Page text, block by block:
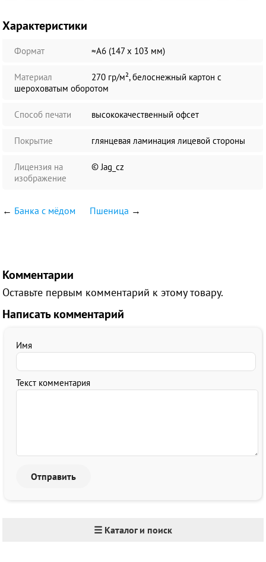
Характеристики
Формат ≈А6 (147 х 103 мм)
Материал
270 гр/м², белоснежный картон с
шероховатым оборотом
Способ печати высококачественный офсет
Покрытие глянцевая ламинация лицевой стороны
Лицензия на
изображение
© Jag_cz
← Банка с мёдом Пшеница →
Комментарии
Оставьте первым комментарий к этому товару.
Написать комментарий
Имя
Текст комментария
☰ Каталог и поиск